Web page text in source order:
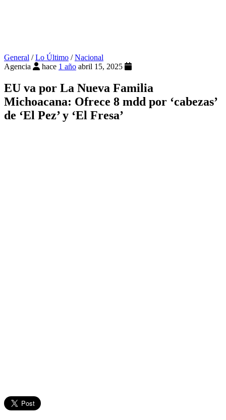
General /Lo Último /Nacional
Agencia
hace 1 año abril 15, 2025
EU va por La Nueva Familia
Michoacana: Ofrece 8 mdd por ‘cabezas’
de ‘El Pez’ y ‘El Fresa’